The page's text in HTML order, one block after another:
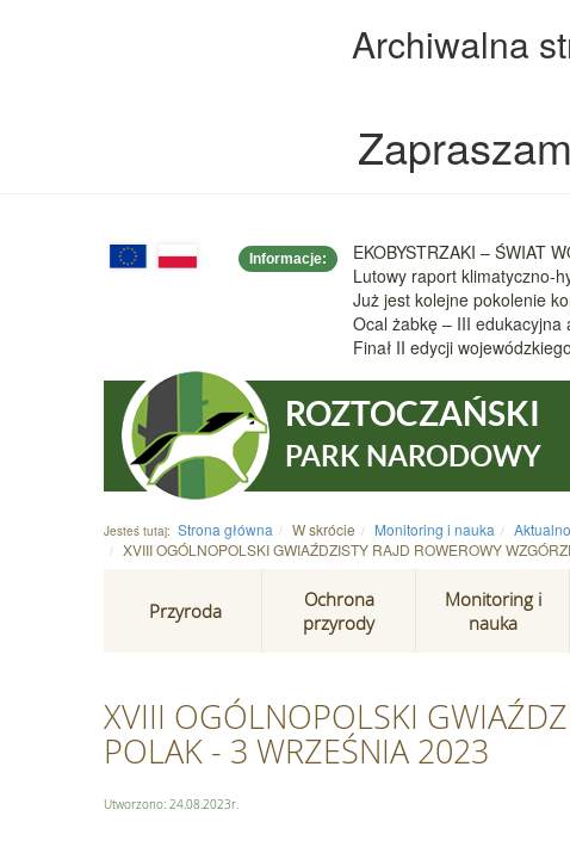
Archiwalna
Informacje:
EKOBYSTRZAKI – ŚWIAT
Lutowy raport klimatyczno-
Już jest kolejne pokolenie
Ocal żabkę – III edukacyjna
Finał II edycji
ROZTOCZAŃSKI
PARK NARODOWY
Jesteś tutaj: Strona główna W skrócie Monitoring i nauka
XVIII OGÓLNOPOLSKI GWIAŹDZISTY RAJD ROWEROWY
Przyroda
Ochrona
przyrody
Monitoring i
nauka
XVIII OGÓLNOPOLSKI
POLAK - 3 WRZEŚNIA 2023
Utworzono: 24.08.2023r.